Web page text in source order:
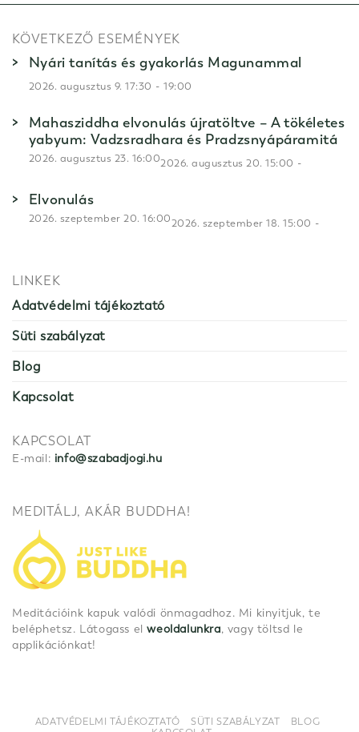
KÖVETKEZŐ ESEMÉNYEK
Nyári tanítás és gyakorlás Magunammal
2026. augusztus 9. 17:30 -19:00
Mahasziddha elvonulás újratöltve – A tökéletes
yabyum: Vadzsradhara és Pradzsnyápáramitá
2026. augusztus 20. 15:00 -
2026. augusztus 23. 16:00
Elvonulás
2026. szeptember 18. 15:00 -
2026. szeptember 20. 16:00
LINKEK
Adatvédelmi tájékoztató
Süti szabályzat
Blog
Kapcsolat
KAPCSOLAT
E-mail: info@szabadjogi.hu
MEDITÁLJ, AKÁR BUDDHA!
Meditációink kapuk valódi önmagadhoz. Mi kinyitjuk, te
beléphetsz. Látogass elweoldalunkra, vagy töltsd le
applikációnkat!
ADATVÉDELMI TÁJÉKOZTATÓ SÜTI SZABÁLYZAT
BLOG